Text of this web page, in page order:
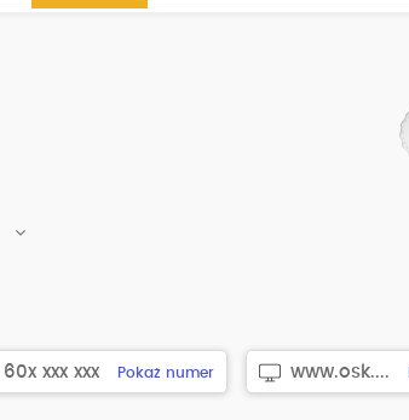
60x xxx xxx Pokaż numer www.osk....